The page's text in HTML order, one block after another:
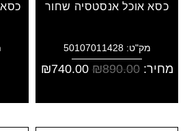
כסא אוכל אנסטסיה שחור
מק"ט: 50107011428
מחיר: ₪890.00
₪740.00
כסא